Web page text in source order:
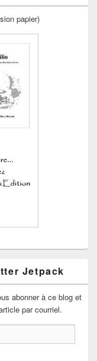
papier)
Jetpack
abonner à ce blog et
par courriel.